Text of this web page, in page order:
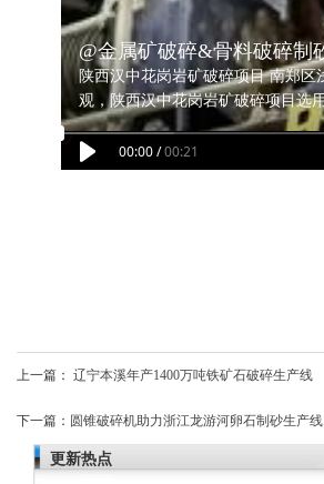
上一篇： 辽宁本溪年产1400万吨铁矿石破碎生产线
下一篇： 圆锥破碎机助力浙江龙游河卵石制砂生产线
更新热点